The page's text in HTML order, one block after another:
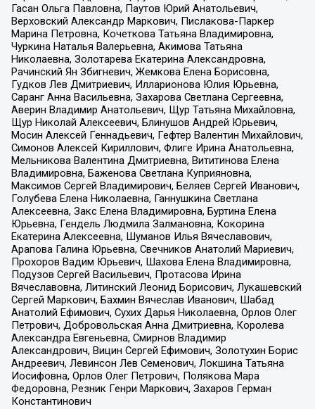
Гасан Ольга Павловна, Паутов Юрий Анатольевич,
Верховский Александр Маркович, Пислакова-Паркер
Марина Петровна, Кочеткова Татьяна Владимировна,
Чуркина Наталья Валерьевна, Акимова Татьяна
Николаевна, Золотарева Екатерина Александровна,
Рачинский Ян Збигневич, Жемкова Елена Борисовна,
Гудков Лев Дмитриевич, Илларионова Юлия Юрьевна,
Саранг Анна Васильевна, Захарова Светлана Сергеевна,
Аверин Владимир Анатольевич, Щур Татьяна Михайловна,
Щур Николай Алексеевич, Блинушов Андрей Юрьевич,
Мосин Алексей Геннадьевич, Гефтер Валентин Михайлович,
Симонов Алексей Кириллович, Флиге Ирина Анатольевна,
Мельникова Валентина Дмитриевна, Вититинова Елена
Владимировна, Баженова Светлана Куприяновна,
Максимов Сергей Владимирович, Беляев Сергей Иванович,
Голубева Елена Николаевна, Ганнушкина Светлана
Алексеевна, Закс Елена Владимировна, Буртина Елена
Юрьевна, Гендель Людмила Залмановна, Кокорина
Екатерина Алексеевна, Шуманов Илья Вячеславович,
Арапова Галина Юрьевна, Свечников Анатолий Мариевич,
Прохоров Вадим Юрьевич, Шахова Елена Владимировна,
Подузов Сергей Васильевич, Протасова Ирина
Вячеславовна, Литинский Леонид Борисович, Лукашевский
Сергей Маркович, Бахмин Вячеслав Иванович, Шабад
Анатолий Ефимович, Сухих Дарья Николаевна, Орлов Олег
Петрович, Добровольская Анна Дмитриевна, Королева
Александра Евгеньевна, Смирнов Владимир
Александрович, Вицин Сергей Ефимович, Золотухин Борис
Андреевич, Левинсон Лев Семенович, Локшина Татьяна
Иосифовна, Орлов Олег Петрович, Полякова Мара
Федоровна, Резник Генри Маркович, Захаров Герман
Константинович